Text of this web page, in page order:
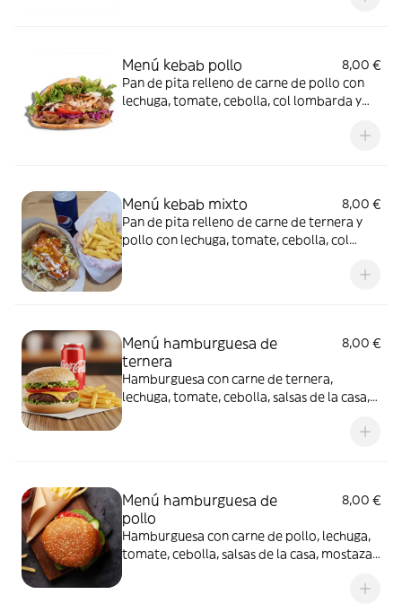
Menú kebab pollo
8,00 €
Pan de pita relleno de carne de pollo con
lechuga, tomate, cebolla, col lombarda y
Menú kebab mixto
8,00 €
Pan de pita relleno de carne de ternera y
pollo con lechuga, tomate, cebolla, col
de una ración de patatas y bebida de 33cl a
Menú hamburguesa de
ternera
8,00 €
Hamburguesa con carne de ternera,
lechuga, tomate, cebolla, salsas de la casa,
Menú hamburguesa de
pollo
8,00 €
Hamburguesa con carne de pollo, lechuga,
tomate, cebolla, salsas de la casa, mostaza